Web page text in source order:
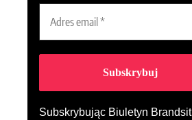
Subskrybując Biuletyn Brandsit